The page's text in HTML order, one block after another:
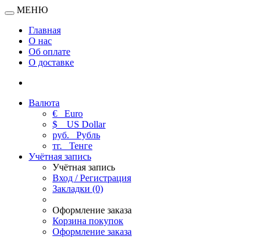
МЕНЮ
Главная
О нас
Об оплате
О доставке
Валюта
€ Euro
$
US Dollar
руб. Рубль
тг. Тенге
Учётная запись
Учётная запись
Вход / Регистрация
Закладки (0)
Оформление заказа
Корзина покупок
Оформление заказа